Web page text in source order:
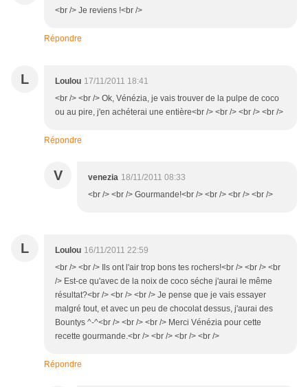
<br /> Je reviens !<br />
Répondre
L Loulou 17/11/2011 18:41
<br /> <br /> Ok, Vénézia, je vais trouver de la pulpe de coco
ou au pire, j'en achéterai une entière<br /> <br /> <br /> <br />
Répondre
V venezia 18/11/2011 08:33
<br /> <br /> Gourmande!<br /> <br /> <br /> <br />
L Loulou 16/11/2011 22:59
<br /> <br /> Ils ont l'air trop bons tes rochers!<br /> <br /> <br
/> Est-ce qu'avec de la noix de coco séche j'aurai le même
résultat?<br /> <br /> <br /> Je pense que je vais essayer
malgré tout, et avec un peu de chocolat dessus, j'aurai des
Bountys ^-^<br /> <br /> <br /> Merci Vénézia pour cette
recette gourmande.<br /> <br /> <br /> <br />
Répondre